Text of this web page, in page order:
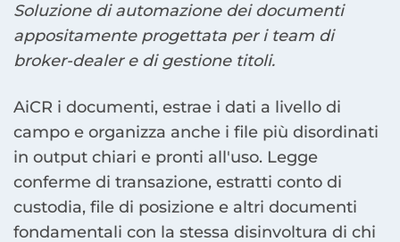
Soluzione di automazione dei documenti
appositamente progettata per i team di
broker-dealer e di gestione titoli.
AiCR i documenti, estrae i dati a livello di
campo e organizza anche i file più disordinati
in output chiari e pronti all'uso. Legge
conferme di transazione, estratti conto di
custodia, file di posizione e altri documenti
fondamentali con la stessa disinvoltura di chi